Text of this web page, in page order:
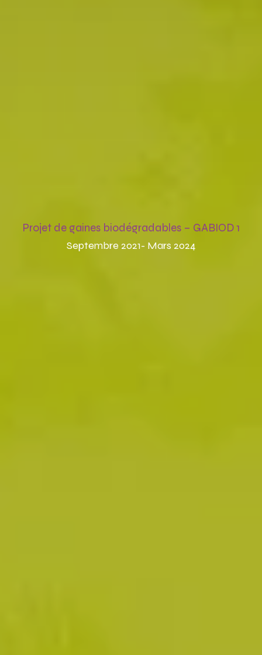
Projet de gaines biodégradables – GABIOD 1
Septembre 2021- Mars 2024